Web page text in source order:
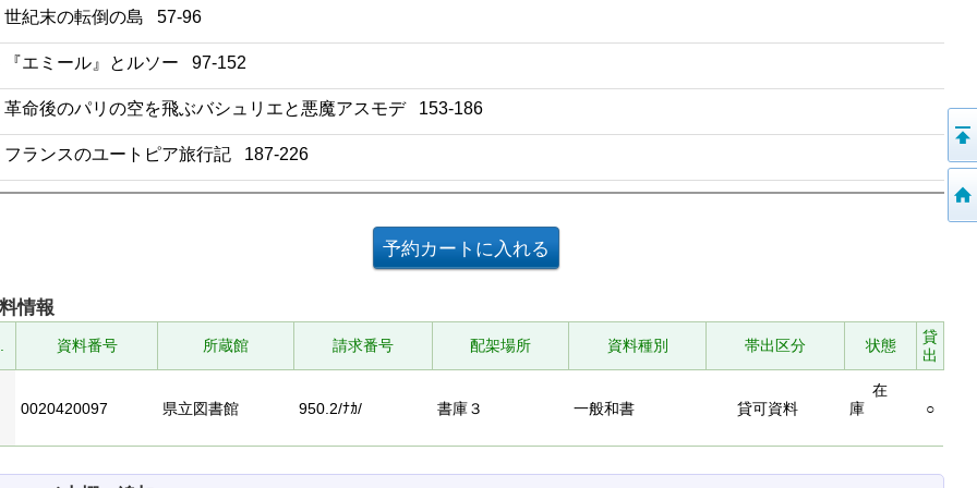
世紀末の転倒の島 57-96
『エミール』とルソー 97-152
革命後のパリの空を飛ぶバシュリエと悪魔アスモデ 153-186
フランスのユートピア旅行記 187-226
情報
資料番号 所蔵館 請求番号 配架場所 資料種別 帯出区分 状態
貸
出
0020420097 県立図書館 950.2/ﾅｶ/ 書庫３ 一般和書 貸可資料
在
庫
○